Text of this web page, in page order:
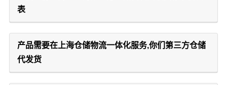
表
产品需要在上海仓储物流一体化服务,你们第三方仓储
代发货